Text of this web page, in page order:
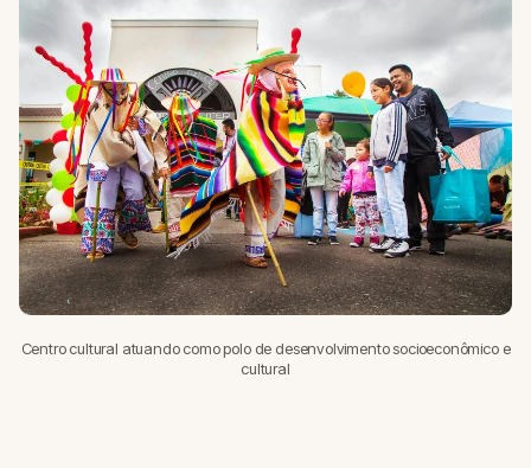
Centro cultural atuando como polo de desenvolvimento socioeconômico e
cultural